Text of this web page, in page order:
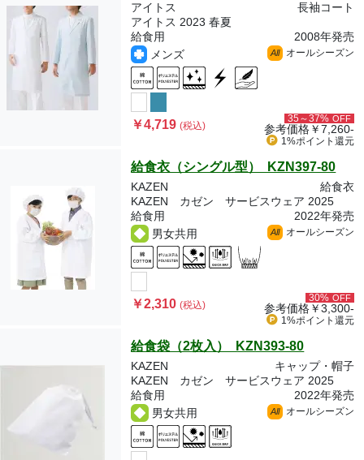
アイトス
長袖コート
アイトス 2023 春夏
給食用
2008年発売
メンズ
All オールシーズン
￥4,719(税込)
35～37% OFF
参考価格￥7,260-
1%ポイント 還元
給食衣（シングル型） KZN397-80
KAZEN
給食衣
KAZEN カゼン サービスウェア 2025
給食用
2022年発売
男女共用
All オールシーズン
￥2,310(税込)
30% OFF
参考価格￥3,300-
1%ポイント 還元
給食袋（2枚入） KZN393-80
KAZEN
キャップ・帽子
KAZEN カゼン サービスウェア 2025
給食用
2022年発売
男女共用
All オールシーズン